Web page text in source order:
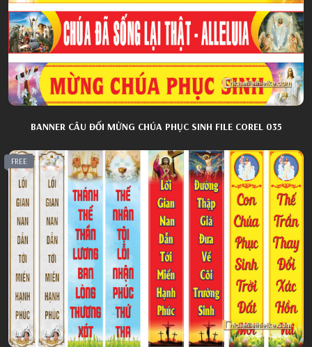
BANNER CÂU ĐỐI MỪNG CHÚA PHỤC SINH FILE COREL 035
FREE